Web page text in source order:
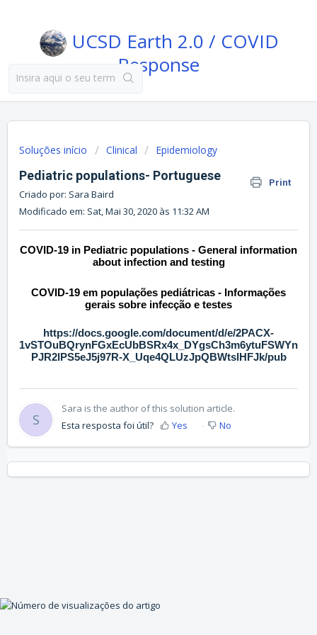
UCSD Earth 2.0 / COVID
Response
Soluções início Clinical Epidemiology
Pediatric populations- Portuguese Print
Criado por: Sara Baird
Modificado em: Sat, Mai 30, 2020 às 11:32 AM
COVID-19 in Pediatric populations - General information
about infection and testing
COVID-19 em populações pediátricas - Informações
gerais sobre infecção e testes
https://docs.google.com/document/d/e/2PACX-
1vSTOuBQrynFGxEcUbBSRx4x_DYgsCh3m6ytuFSWYn
PJR2lPS5eJ5j97R-X_Uqe4QLUzJpQBWtslHFJk/pub
S
Sara is the author of this solution article.
Esta resposta foi útil?
Yes No